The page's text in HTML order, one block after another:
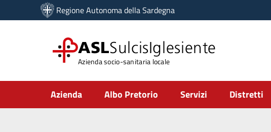
Vai ai contenuti
Vai al menu di navigazione
Regione Autonoma della Sardegna
ASLSulcisIglesiente
Azienda socio-sanitaria locale
Submenu
Azienda Albo Pretorio Servizi Distretti